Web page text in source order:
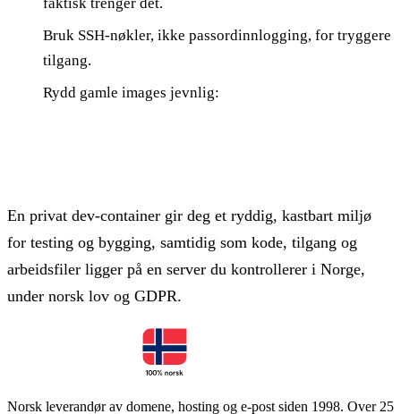
Bruk SSH-nøkler, ikke passordinnlogging, for tryggere
tilgang.
Rydd gamle images jevnlig:
En privat dev-container gir deg et ryddig, kastbart miljø
for testing og bygging, samtidig som kode, tilgang og
arbeidsfiler ligger på en server du kontrollerer i Norge,
under norsk lov og GDPR.
Norsk leverandør av domene, hosting og e-post siden 1998. Over 25